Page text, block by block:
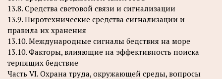
13.8. Средства световой связи и сигнализации
13.9. Пиротехнические средства сигнализации и
правила их хранения
13.10. Международные сигналы бедствия на море
13.10. Факторы, влияющие на эффективность поиска
терпящих бедствие
Часть VI. Охрана труда, окружающей среды, вопросы